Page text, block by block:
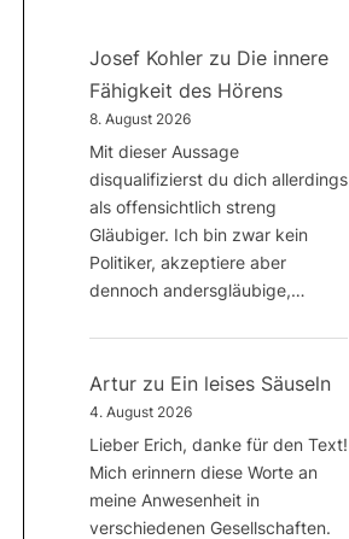
Josef Kohlerzu Die innere
Fähigkeit des Hörens
8. August 2026
Mit dieser Aussage
disqualifizierst du dich allerdings
als offensichtlich streng
Gläubiger. Ich bin zwar kein
Politiker, akzeptiere aber
dennoch andersgläubige,…
Arturzu Ein leises Säuseln
4. August 2026
Lieber Erich, danke für den Text!
Mich erinnern diese Worte an
meine Anwesenheit in
verschiedenen Gesellschaften.